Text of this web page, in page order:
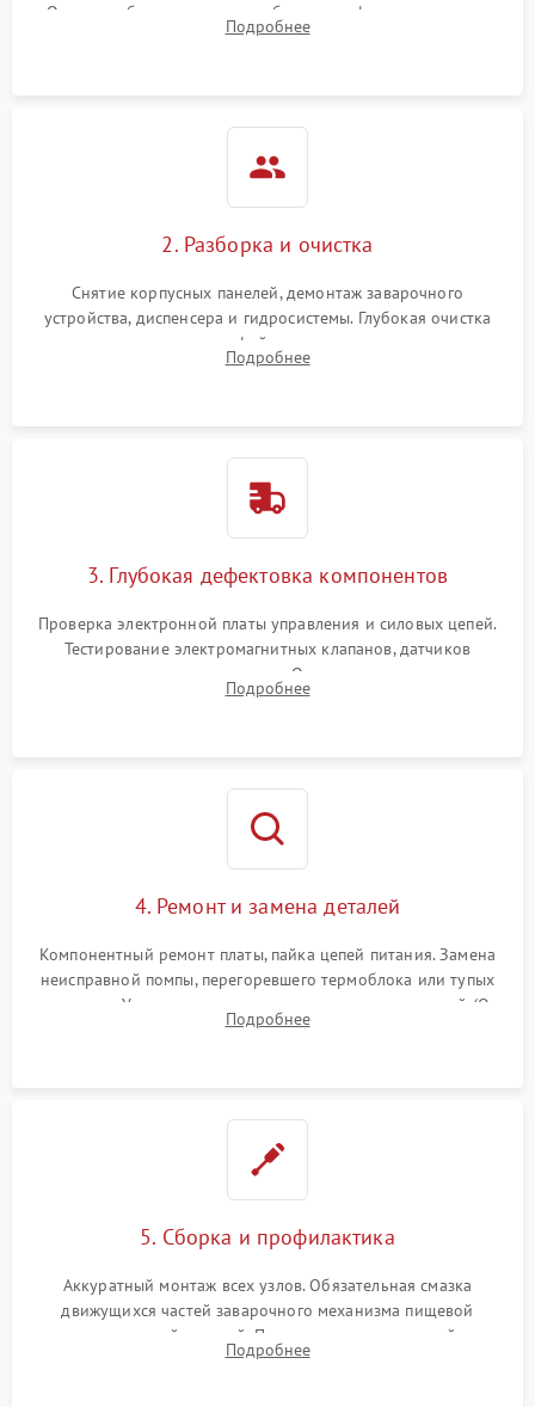
Оценка работы помпы, термоблока и кофемолки на слух.
Измерение температуры и давления воды для выявления
Подробнее
2. Разборка и очистка
Снятие корпусных панелей, демонтаж заварочного
устройства, диспенсера и гидросистемы. Глубокая очистка
внутренних узлов от кофейных масел, жмыха и накипи.
Промывка дренажных каналов и фильтров с использованием
Подробнее
3. Глубокая дефектовка компонентов
Проверка электронной платы управления и силовых цепей.
Тестирование электромагнитных клапанов, датчиков
температуры и расходомера. Оценка степени износа
жерновов кофемолки, уплотнительных колец гидросистемы
Подробнее
4. Ремонт и замена деталей
Компонентный ремонт платы, пайка цепей питания. Замена
неисправной помпы, перегоревшего термоблока или тупых
жерновов. Установка новых силиконовых уплотнителей (O-
ring) и тефлоновых трубок для надежного устранения
Подробнее
5. Сборка и профилактика
Аккуратный монтаж всех узлов. Обязательная смазка
движущихся частей заварочного механизма пищевой
силиконовой смазкой. Проведение программной
декальцинации и очистки системы от кофейных масел.
Подробнее